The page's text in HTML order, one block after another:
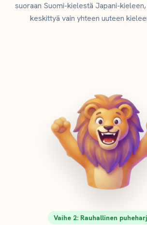
suoraan Suomi-kielestä Japani-
keskittyä vain yhteen uuteen
Vaihe 2: Rauhallinen